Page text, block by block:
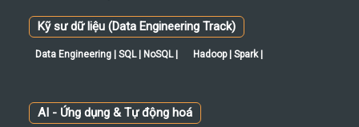
Kỹ sư dữ liệu (Data Engineering Track)
Data Engineering | SQL | NoSQL | Hadoop | Spark |
AI - Ứng dụng & Tự động hoá